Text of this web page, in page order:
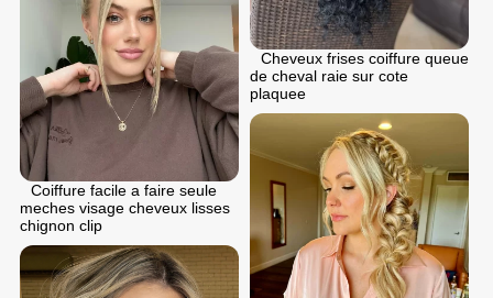
Cheveux frises coiffure queue
de cheval raie sur cote
plaquee
Coiffure facile a faire seule
meches visage cheveux lisses
chignon clip